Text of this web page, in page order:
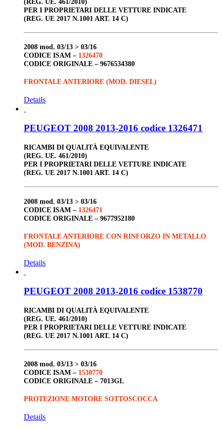
PER I PROPRIETARI DELLE VETTURE INDICATE
(REG. UE 2017 N.1001 ART. 14 C)
2008 mod. 03/13 > 03/16
CODICE ISAM – 1326470
CODICE ORIGINALE – 9676534380
FRONTALE ANTERIORE (MOD. DIESEL)
Details
PEUGEOT 2008 2013-2016 codice 1326471
RICAMBI DI QUALITÀ EQUIVALENTE
(REG. UE. 461/2010)
PER I PROPRIETARI DELLE VETTURE INDICATE
(REG. UE 2017 N.1001 ART. 14 C)
2008 mod. 03/13 > 03/16
CODICE ISAM – 1326471
CODICE ORIGINALE – 9677952180
FRONTALE ANTERIORE CON RINFORZO IN METALLO
(MOD. BENZINA)
Details
PEUGEOT 2008 2013-2016 codice 1538770
RICAMBI DI QUALITÀ EQUIVALENTE
(REG. UE. 461/2010)
PER I PROPRIETARI DELLE VETTURE INDICATE
(REG. UE 2017 N.1001 ART. 14 C)
2008 mod. 03/13 > 03/16
CODICE ISAM – 1538770
CODICE ORIGINALE – 7013GL
PROTEZIONE MOTORE SOTTOSCOCCA
Details